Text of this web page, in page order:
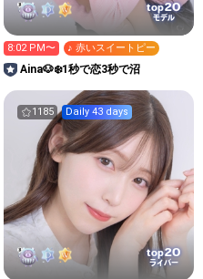
top20
モデル
8:02 PM〜 ♪ 赤いスイートピー
Aina🐶❄️1秒で恋3秒で沼
1185 Daily 43 days
top20
ライバー